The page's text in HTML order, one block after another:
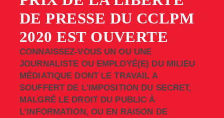
DE PRESSE DU CCLPM
2020 EST OUVERTE
CONNAISSEZ-VOUS UN OU UNE
JOURNALISTE OU EMPLOYÉ(E) DU MILIEU
MÉDIATIQUE DONT LE TRAVAIL A
SOUFFERT DE L’IMPOSITION DU SECRET,
MALGRÉ LE DROIT DU PUBLIC À
L’INFORMATION, OU EN RAISON DE